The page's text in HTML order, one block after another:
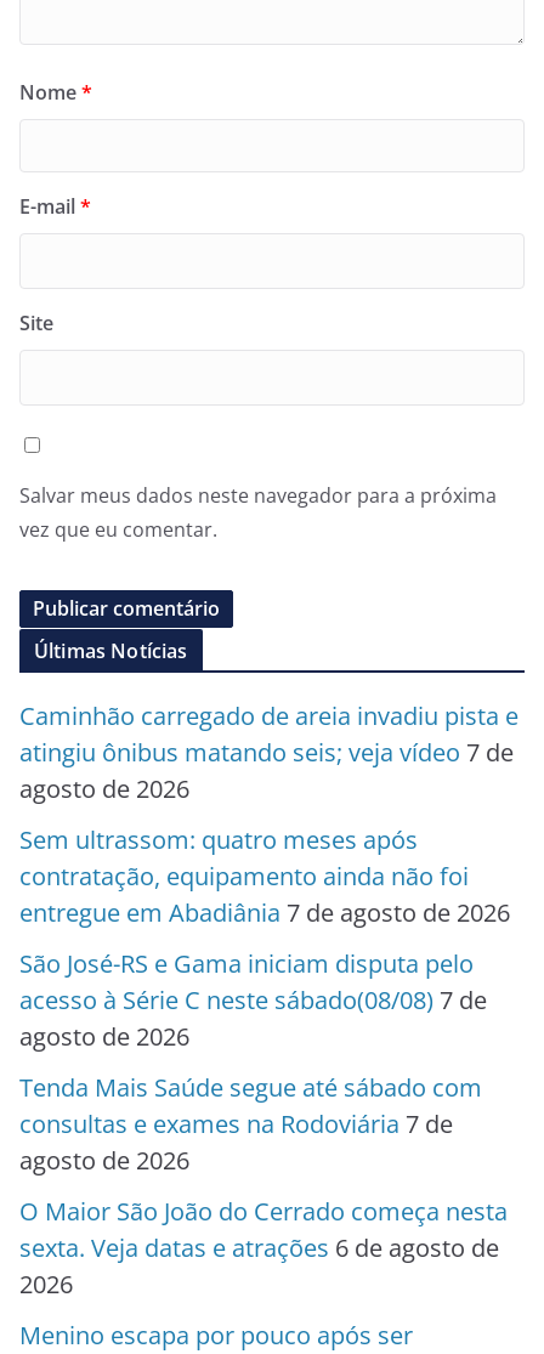
Nome*
E-mail*
Site
Salvar meus dados neste navegador para a próxima
vez que eu comentar.
Últimas Notícias
Caminhão carregado de areia invadiu pista e
atingiu ônibus matando seis; veja vídeo 7 de
agosto de 2026
Sem ultrassom: quatro meses após
contratação, equipamento ainda não foi
entregue em Abadiânia 7 de agosto de 2026
São José-RS e Gama iniciam disputa pelo
acesso à Série C neste sábado(08/08) 7 de
agosto de 2026
Tenda Mais Saúde segue até sábado com
consultas e exames na Rodoviária 7 de
agosto de 2026
O Maior São João do Cerrado começa nesta
sexta. Veja datas e atrações 6 de agosto de
2026
Menino escapa por pouco após ser